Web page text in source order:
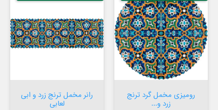
رومیزی مخمل گرد ترنج
زرد و...
رانر مخمل ترنج زرد و ابی
لعابی